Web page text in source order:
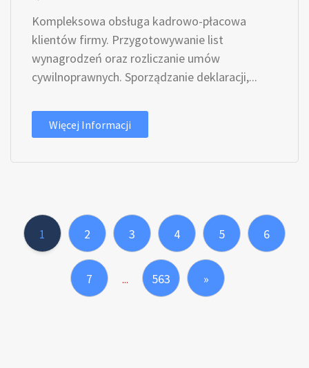
Kompleksowa obsługa kadrowo-płacowa
klientów firmy. Przygotowywanie list
wynagrodzeń oraz rozliczanie umów
cywilnoprawnych. Sporządzanie deklaracji,...
Więcej Informacji
1 2 3 4 5 6
7 ... 563 »